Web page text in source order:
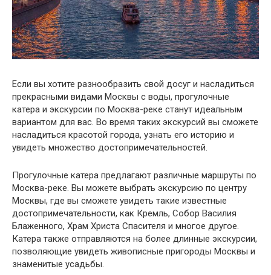
Если вы хотите разнообразить свой досуг и насладиться
прекрасными видами Москвы с воды, прогулочные
катера и экскурсии по Москва-реке станут идеальным
вариантом для вас. Во время таких экскурсий вы сможете
насладиться красотой города, узнать его историю и
увидеть множество достопримечательностей.
Прогулочные катера предлагают различные маршруты по
Москва-реке. Вы можете выбрать экскурсию по центру
Москвы, где вы сможете увидеть такие известные
достопримечательности, как Кремль, Собор Василия
Блаженного, Храм Христа Спасителя и многое другое.
Катера также отправляются на более длинные экскурсии,
позволяющие увидеть живописные пригороды Москвы и
знаменитые усадьбы.